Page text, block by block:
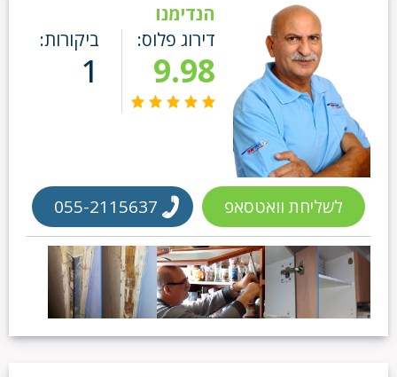
הנדימנו
דירוג פלוס:
9.98
ביקורות:
1
לשליחת וואטסאפ 055-2115637